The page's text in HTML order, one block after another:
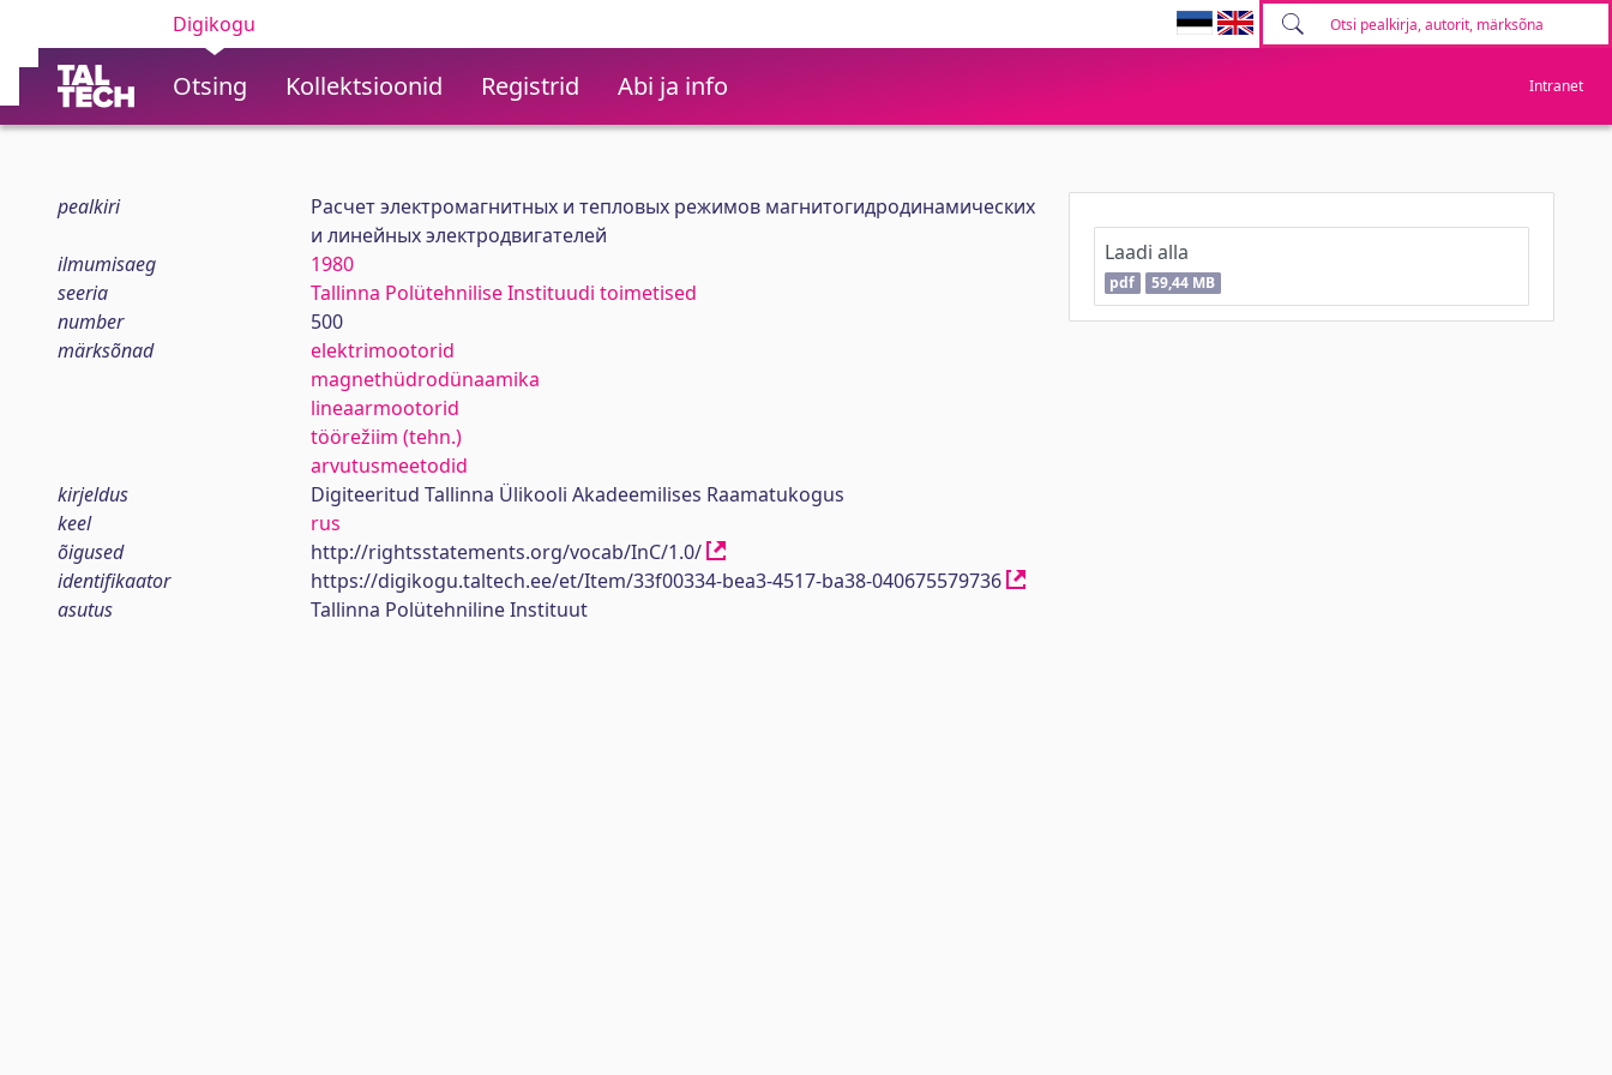
Digikogu
Otsing Kollektsioonid Registrid Abi ja info Intranet
pealkiri
Расчет электромагнитных и тепловых режимов магнитогидродинамических
и линейных электродвигателей
ilmumisaeg
1980
seeria
Tallinna Polütehnilise Instituudi toimetised
number
500
märksõnad
elektrimootorid
magnethüdrodünaamika
lineaarmootorid
töörežiim (tehn.)
arvutusmeetodid
kirjeldus
Digiteeritud Tallinna Ülikooli Akadeemilises Raamatukogus
keel
rus
õigused
http://rightsstatements.org/vocab/InC/1.0/
identifikaator
https://digikogu.taltech.ee/et/Item/33f00334-bea3-4517-ba38-040675579736
asutus
Tallinna Polütehniline Instituut
Laadi alla
pdf 59,44 MB